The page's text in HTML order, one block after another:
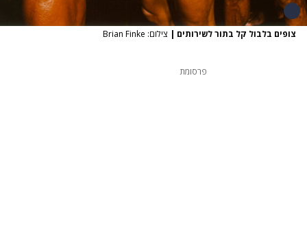
צופים בלבול קל בתור לשירותים | צילום: Brian Finke
פרסומת